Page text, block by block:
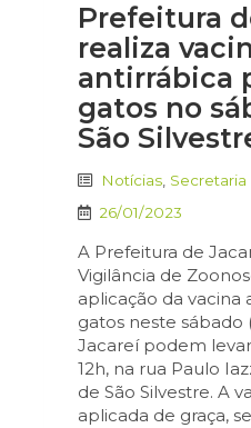
Prefeitura
realiza
antirrábica
gatos no
São
Notícias
26/01/2023
A Prefeitura de
Vigilância de
aplicação da vacina
gatos neste sábado
Jacareí podem
12h, na rua Paulo
de São Silvestre. A
aplicada de graça,